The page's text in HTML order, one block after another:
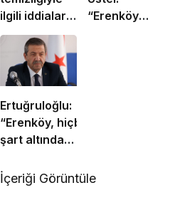
ilgili iddialar
doğru değil”
“Erenköy
Ertuğruloğlu:
“Erenköy, hiçbir
şart altında
etmeyeceğimizin
en açık kanıtıdır”
İçeriği Görüntüle